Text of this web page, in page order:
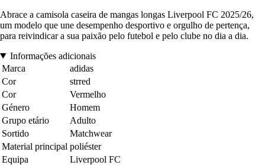
Abrace a camisola caseira de mangas longas Liverpool FC 2025/26,
um modelo que une desempenho desportivo e orgulho de pertença,
para reivindicar a sua paixão pelo futebol e pelo clube no dia a dia.
Informações adicionais
Marca
adidas
Cor
strred
Cor
Vermelho
Género
Homem
Grupo etário
Adulto
Sortido
Matchwear
Material principal poliéster
Equipa
Liverpool FC